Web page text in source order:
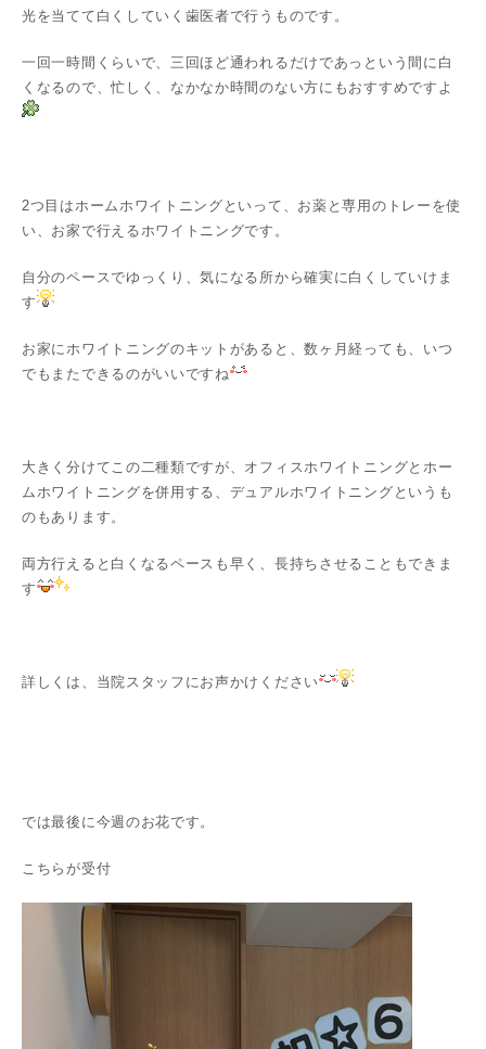
光を当てて白くしていく歯医者で行うものです。
一回一時間くらいで、三回ほど通われるだけであっという間に白
くなるので、忙しく、なかなか時間のない方にもおすすめですよ
2つ目はホームホワイトニングといって、お薬と専用のトレーを使
い、お家で行えるホワイトニングです。
自分のペースでゆっくり、気になる所から確実に白くしていけま
す
お家にホワイトニングのキットがあると、数ヶ月経っても、いつ
でもまたできるのがいいですね
大きく分けてこの二種類ですが、オフィスホワイトニングとホー
ムホワイトニングを併用する、デュアルホワイトニングというも
のもあります。
両方行えると白くなるペースも早く、長持ちさせることもできま
す
詳しくは、当院スタッフにお声かけください
では最後に今週のお花です。
こちらが受付